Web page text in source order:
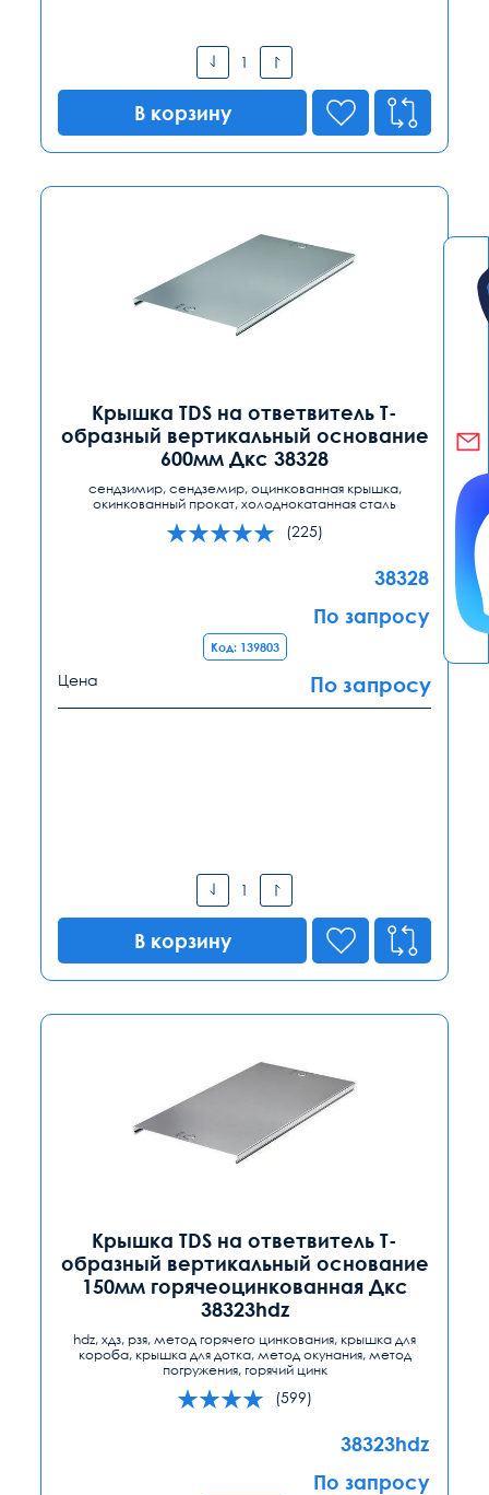
В корзину
Крышка TDS на ответвитель Т-
образный вертикальный основание
600мм Дкс 38328
сендзимир, сендземир, оцинкованная крышка,
окинкованный прокат, холоднокатанная сталь
(225)
38328
По запросу
Код: 139803
Цена По запросу
В корзину
Крышка TDS на ответвитель Т-
образный вертикальный основание
150мм горячеоцинкованная Дкс
38323hdz
hdz, хдз, рзя, метод горячего цинкования, крышка для
короба, крышка для дотка, метод окунания, метод
погружения, горячий цинк
(599)
38323hdz
По запросу